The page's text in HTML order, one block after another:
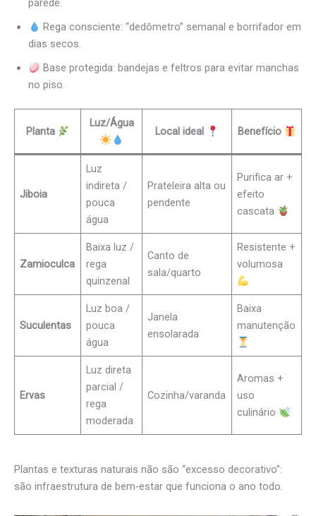
parede.
Rega consciente: “dedômetro” semanal e borrifador em
dias secos.
Base protegida: bandejas e feltros para evitar manchas
no piso.
Planta
Luz/Água
Local ideal Benefício
Jiboia
Luz
indireta /
pouca
água
Prateleira alta ou
pendente
Purifica ar +
efeito
cascata
Zamioculca
Baixa luz /
rega
quinzenal
Canto de
sala/quarto
Resistente +
volumosa
Suculentas
Luz boa /
pouca
água
Janela
ensolarada
Baixa
manutenção
Ervas
Luz direta
parcial /
rega
moderada
Cozinha/varanda
Aromas +
uso
culinário
Plantas e texturas naturais não são “excesso decorativo”:
são infraestrutura de bem‑estar que funciona o ano todo.